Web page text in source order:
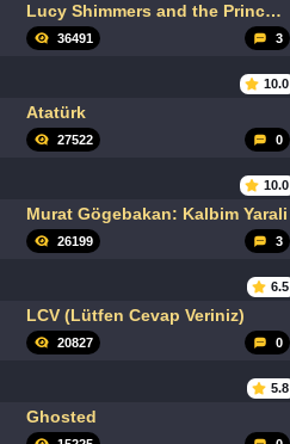
Lucy Shimmers and the Prince of Peace
36491 3
10.0
Atatürk
27522 0
10.0
Murat Gögebakan: Kalbim Yarali
26199 3
6.5
LCV (Lütfen Cevap Veriniz)
20827 0
5.8
Ghosted